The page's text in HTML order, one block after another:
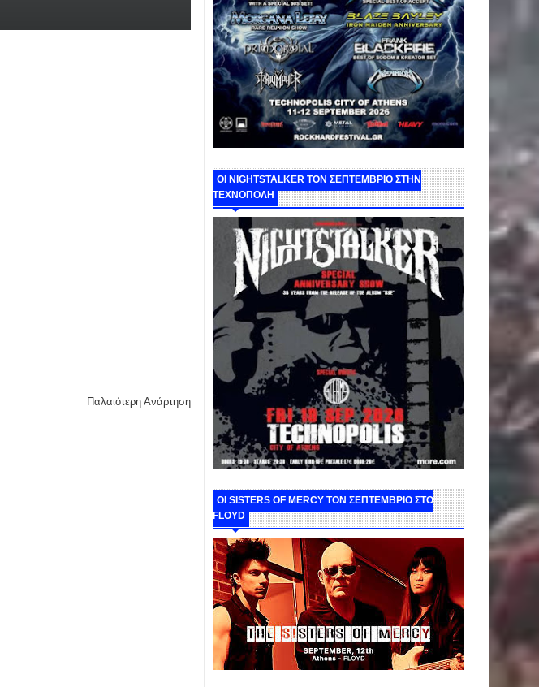
Παλαιότερη Ανάρτηση
ΟΙ NIGHTSTALKER ΤΟΝ ΣΕΠΤΕΜΒΡΙΟ ΣΤΗΝ
ΤΕΧΝΟΠΟΛΗ
ΟΙ SISTERS OF MERCY ΤΟΝ ΣΕΠΤΕΜΒΡΙΟ ΣΤΟ
FLOYD